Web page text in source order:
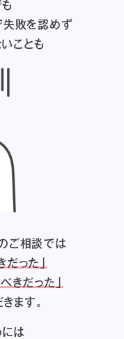
失敗を認めず
ことも
ご相談では
った」
きだった」
ます。
は